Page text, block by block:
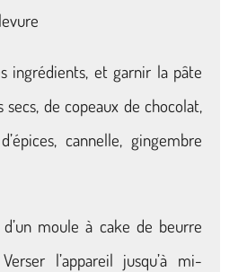
ingrédients, et garnir la pâte
de copeaux de chocolat,
cannelle, gingembre
moule à cake de beurre
l’appareil jusqu’à mi-